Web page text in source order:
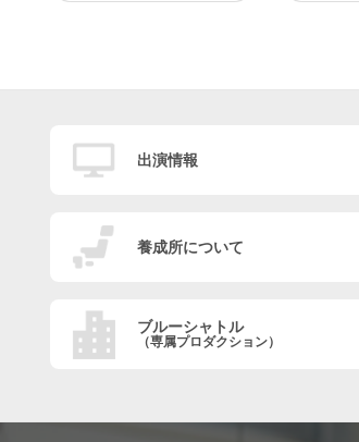
出演情報
養成所について
ブルーシャトル
（専属プロダクション）